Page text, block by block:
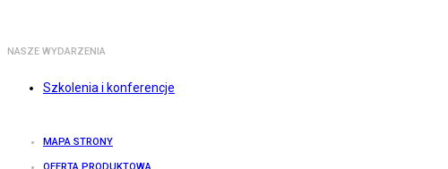
NASZE WYDARZENIA
Szkolenia i konferencje
MAPA STRONY